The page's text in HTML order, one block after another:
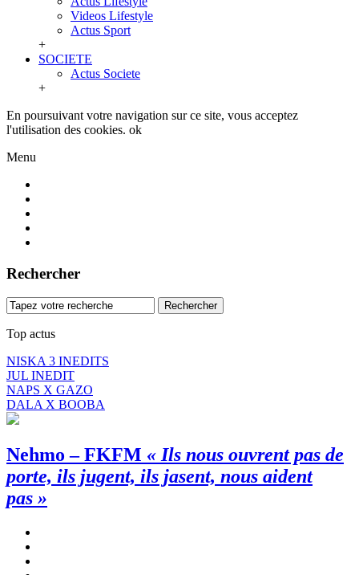
Videos Lifestyle
Actus Sport
+
SOCIETE
Actus Societe
+
En poursuivant votre navigation sur ce site, vous acceptez
l'utilisation des cookies. ok
Menu
Rechercher
Top actus
NISKA 3 INEDITS
JUL INEDIT
NAPS X GAZO
DALA X BOOBA
Nehmo – FKFM « Ils nous ouvrent pas de
porte, ils jugent, ils jasent, nous aident
pas »